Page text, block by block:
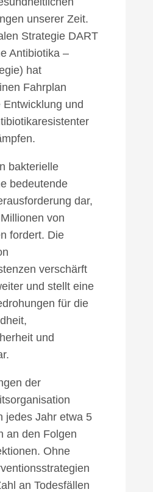
unserer Zeit.
Strategie DART
Antibiotika –
hat
Fahrplan
und
bakterielle
bedeutende
dar,
von
fordert. Die
verschärft
und stellt eine
für die
und
der
jedes Jahr etwa 5
an den Folgen
Ohne
an Todesfällen